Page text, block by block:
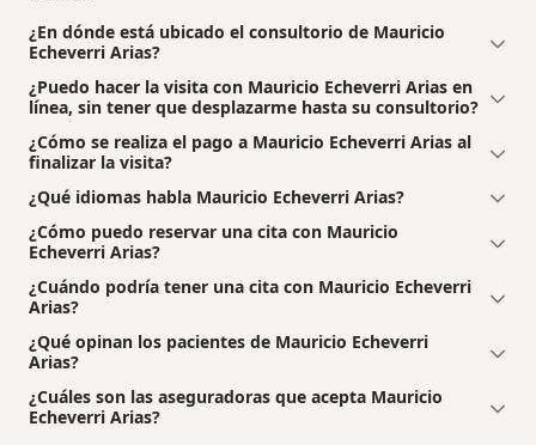
¿En dónde está ubicado el consultorio de Mauricio
Echeverri Arias?
¿Puedo hacer la visita con Mauricio Echeverri Arias en
línea, sin tener que desplazarme hasta su consultorio?
¿Cómo se realiza el pago a Mauricio Echeverri Arias al
finalizar la visita?
¿Qué idiomas habla Mauricio Echeverri Arias?
¿Cómo puedo reservar una cita con Mauricio
Echeverri Arias?
¿Cuándo podría tener una cita con Mauricio Echeverri
Arias?
¿Qué opinan los pacientes de Mauricio Echeverri
Arias?
¿Cuáles son las aseguradoras que acepta Mauricio
Echeverri Arias?